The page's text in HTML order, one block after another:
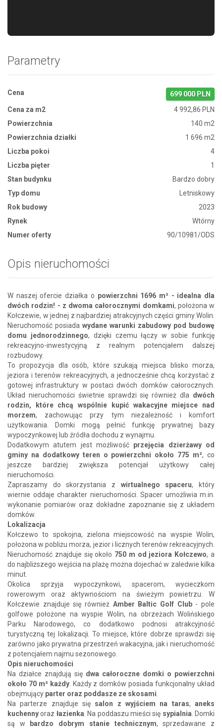
Parametry
Cena
699 000 PLN
Cena za m2
4 992,86 PLN
Powierzchnia
140 m2
Powierzchnia działki
1 696 m2
Liczba pokoi
4
Liczba pięter
1
Stan budynku
Bardzo dobry
Typ domu
Letniskowy
Rok budowy
2023
Rynek
Wtórny
Numer oferty
90/10981/ODS
Opis nieruchomości
W naszej ofercie działka o powierzchni 1696 m² - idealna dla
dwóch rodzin! - z dwoma całorocznymi domkami, położona w
Kołczewie, w jednej z najbardziej atrakcyjnych części gminy Wolin.
Nieruchomość posiada wydane warunki zabudowy pod budowę
domu jednorodzinnego, dzięki czemu łączy w sobie funkcję
rekreacyjno-inwestycyjną z realnym potencjałem dalszej
rozbudowy.
To propozycja dla osób, które szukają miejsca blisko morza,
jeziora i terenów rekreacyjnych, a jednocześnie chcą korzystać z
gotowej infrastruktury w postaci dwóch domków całorocznych.
Układ nieruchomości świetnie sprawdzi się również dla dwóch
rodzin, które chcą wspólnie kupić wakacyjne miejsce nad
morzem, zachowując przy tym niezależność i komfort
użytkowania. Domki mogą pełnić funkcję prywatnej bazy
wypoczynkowej lub źródła dochodu z wynajmu.
Dodatkowym atutem jest możliwość przejęcia dzierżawy od
gminy na dodatkowy teren o powierzchni około 775 m², co
jeszcze bardziej zwiększa potencjał użytkowy całej
nieruchomości.
Zapraszamy do skorzystania z wirtualnego spaceru, który
wiernie oddaje charakter nieruchomości. Spacer umożliwia m.in.
wykonanie pomiarów oraz dokładne zapoznanie się z układem
domków.
Lokalizacja
Kołczewo to spokojna, zielona miejscowość na wyspie Wolin,
położona w pobliżu morza, jezior i licznych terenów rekreacyjnych.
Nieruchomość znajduje się około 750 m od jeziora Kołczewo, a
do najbliższego wejścia na plażę można dojechać w zaledwie kilka
minut.
Okolica sprzyja wypoczynkowi, spacerom, wycieczkom
rowerowym oraz aktywnościom na świeżym powietrzu. W
Kołczewie znajduje się również Amber Baltic Golf Club- pole
golfowe położone na wyspie Wolin, na obrzeżach Wolińskiego
Parku Narodowego, co dodatkowo podnosi atrakcyjność
turystyczną tej lokalizacji. To miejsce, które dobrze sprawdzi się
zarówno jako prywatna przestrzeń wakacyjna, jak i nieruchomość
z potencjałem najmu sezonowego.
Opis nieruchomości
Na działce znajdują się dwa całoroczne domki o powierzchni
około 70 m² każdy. Każdy z domków posiada funkcjonalny układ
obejmujący parter oraz poddasze ze skosami
Na parterze znajduje się salon z wyjściem na taras,aneks
kuchennyoraz łazienka . Na poddaszu mieści się sypialnia . Domki
są w bardzo dobrym stanie technicznym, sprzedawane z